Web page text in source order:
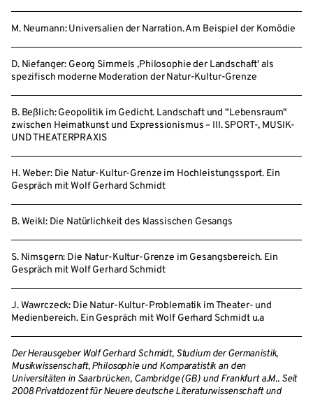
M. Neumann: Universalien der Narration. Am Beispiel der Komödie
D. Niefanger: Georg Simmels ,Philosophie der Landschaft' als
spezifisch moderne Moderation der Natur-Kultur-Grenze
B. Beßlich: Geopolitik im Gedicht. Landschaft und "Lebensraum"
zwischen Heimatkunst und Expressionismus – III. SPORT-, MUSIK-
UND THEATERPRAXIS
H. Weber: Die Natur-Kultur-Grenze im Hochleistungssport. Ein
Gespräch mit Wolf Gerhard Schmidt
B. Weikl: Die Natürlichkeit des klassischen Gesangs
S. Nimsgern: Die Natur-Kultur-Grenze im Gesangsbereich. Ein
Gespräch mit Wolf Gerhard Schmidt
J. Wawrczeck: Die Natur-Kultur-Problematik im Theater- und
Medienbereich. Ein Gespräch mit Wolf Gerhard Schmidt u.a
Der Herausgeber Wolf Gerhard Schmidt, Studium der Germanistik,
Musikwissenschaft, Philosophie und Komparatistik an den
Universitäten in Saarbrücken, Cambridge (GB) und Frankfurt a.M.. Seit
2008 Privatdozent für Neuere deutsche Literaturwissenschaft und